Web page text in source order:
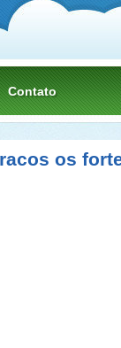
Contato
os